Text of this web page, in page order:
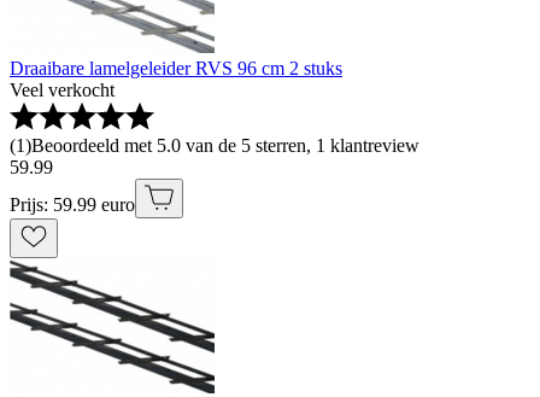
Draaibare lamelgeleider RVS 96 cm 2 stuks
Veel verkocht
(1)Beoordeeld met 5.0 van de 5 sterren, 1 klantreview
59.99
Prijs: 59.99 euro